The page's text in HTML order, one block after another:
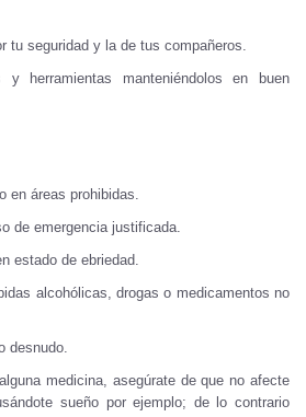
tu seguridad y la de tus compañeros.
y herramientas manteniéndolos en buen
en áreas prohibidas.
de emergencia justificada.
estado de ebriedad.
alcohólicas, drogas o medicamentos no
desnudo.
medicina, asegúrate de que no afecte
sueño por ejemplo; de lo contrario